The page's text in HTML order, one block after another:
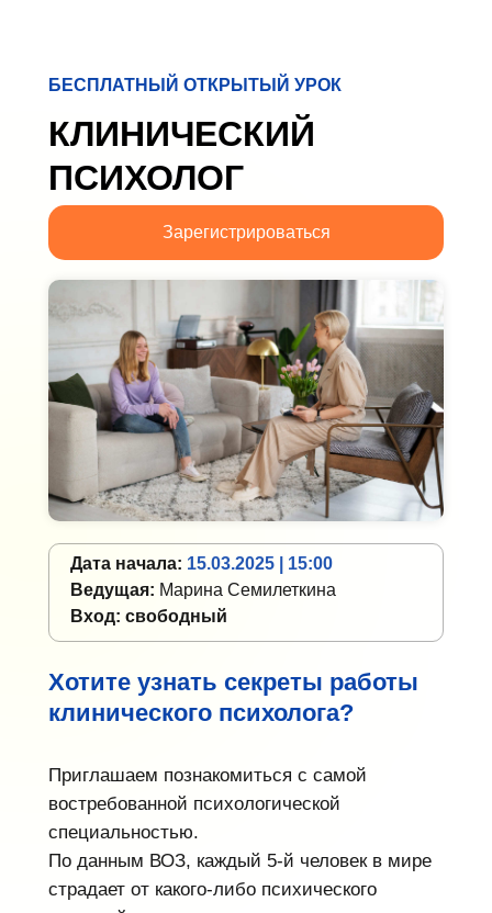
Приглашаем познакомиться с самой
востребованной психологической
специальностью.
По данным ВОЗ, каждый 5-й человек в мире
страдает от какого-либо психического
Хотите узнать секреты работы
клинического психолога?
Зарегистрироваться
Дата начала: 15.03.2025 | 15:00
Ведущая: Марина Семилеткина
Вход: свободный
БЕСПЛАТНЫЙ ОТКРЫТЫЙ УРОК
КЛИНИЧЕСКИЙ
ПСИХОЛОГ